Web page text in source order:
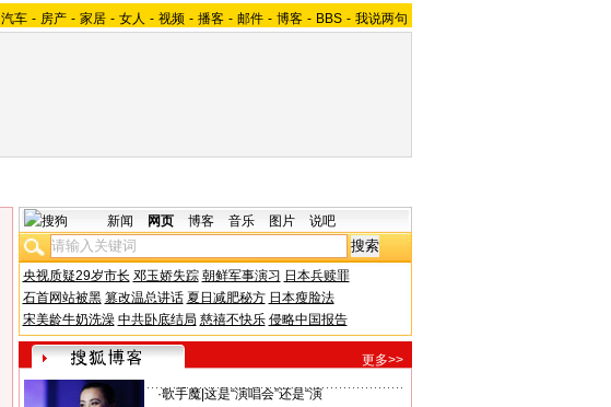
汽车 - 房产 - 家居 - 女人 - 视频 - 播客 - 邮件 - 博客 - BBS - 我说两句
新闻 网页 博客 音乐 图片 说吧
央视质疑29岁市长 邓玉娇失踪 朝鲜军事演习 日本兵赎罪
石首网站被黑 篡改温总讲话 夏日减肥秘方 日本瘦脸法
宋美龄牛奶洗澡 中共卧底结局 慈禧不快乐 侵略中国报告
更多>>
·歌手魔| 这是“演唱会”还是“演